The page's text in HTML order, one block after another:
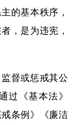
的基本秩序，
，是为违宪，
督或惩戒其公
过《基本法》
条例》《廉洁